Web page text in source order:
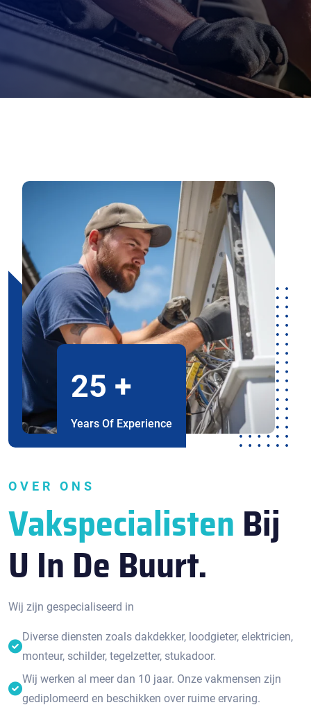
25 +
Years Of Experience
OVER ONS
Vakspecialisten Bij
U In De Buurt.
Wij zijn gespecialiseerd in
Diverse diensten zoals dakdekker, loodgieter, elektricien,
monteur, schilder, tegelzetter, stukadoor.
Wij werken al meer dan 10 jaar. Onze vakmensen zijn
gediplomeerd en beschikken over ruime ervaring.